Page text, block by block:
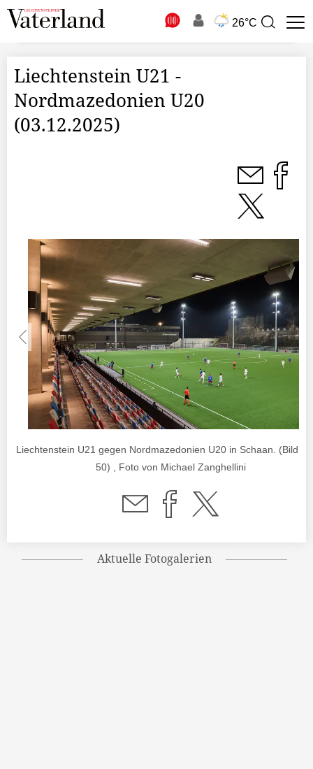
26°C
Suchbegriff
Liechtenstein U21 -
Nordmazedonien U20
(03.12.2025)
Liechtenstein U21 gegen Nordmazedonien U20 in Schaan. (Bild 1
50) , Foto von Michael Zanghellini
Aktuelle Fotogalerien